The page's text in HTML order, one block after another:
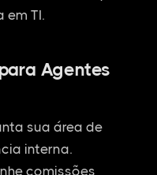
em TI.
Agentes
sua área de
interna.
comissões